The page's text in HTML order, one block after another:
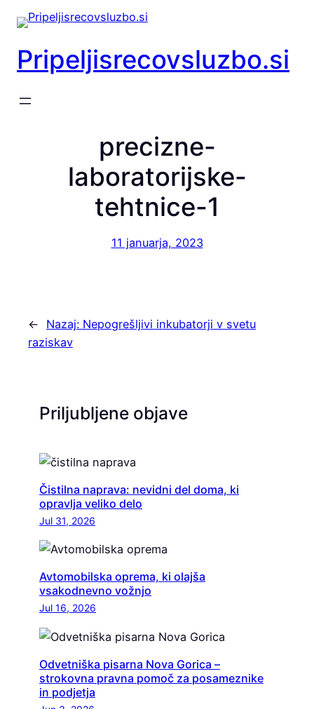
Preskoči
na
vsebino
Pripeljisrecovsluzbo.si
precizne-
laboratorijske-
tehtnice-1
11 januarja, 2023
← Nazaj: Nepogrešljivi inkubatorji v svetu
raziskav
Priljubljene objave
Čistilna naprava: nevidni del doma, ki
opravlja veliko delo
Jul 31, 2026
Avtomobilska oprema, ki olajša
vsakodnevno vožnjo
Jul 16, 2026
Odvetniška pisarna Nova Gorica –
strokovna pravna pomoč za posameznike
in podjetja